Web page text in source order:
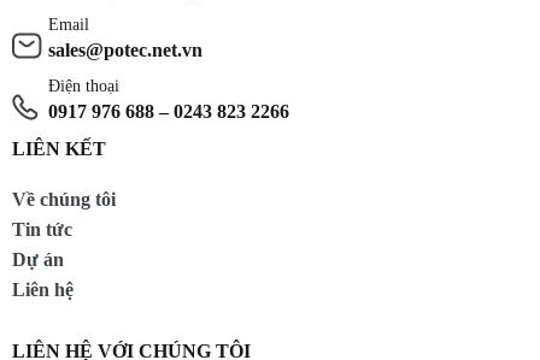
Email
sales@potec.net.vn
Điện thoại
0917 976 688 – 0243 823 2266
LIÊN KẾT
Về chúng tôi
Tin tức
Dự án
Liên hệ
LIÊN HỆ VỚI CHÚNG TÔI